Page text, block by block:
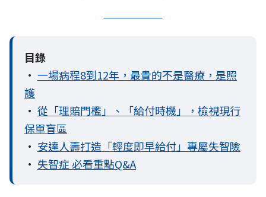
目錄
• 一場病程8到12年，最貴的不是醫療，是照
護
• 從「理賠門檻」、「給付時機」，檢視現行
保單盲區
• 安達人壽打造「輕度即早給付」專屬失智險
• 失智症 必看重點Q&A